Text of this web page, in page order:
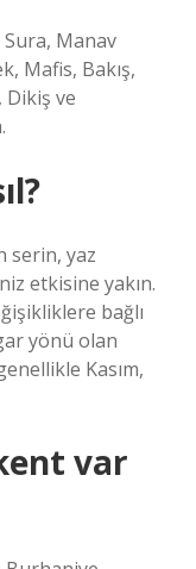
Manav
Mafis, Bakış,
Dikiş ve
serin, yaz
etkisine yakın.
bağlı
yönü olan
Kasım,
var